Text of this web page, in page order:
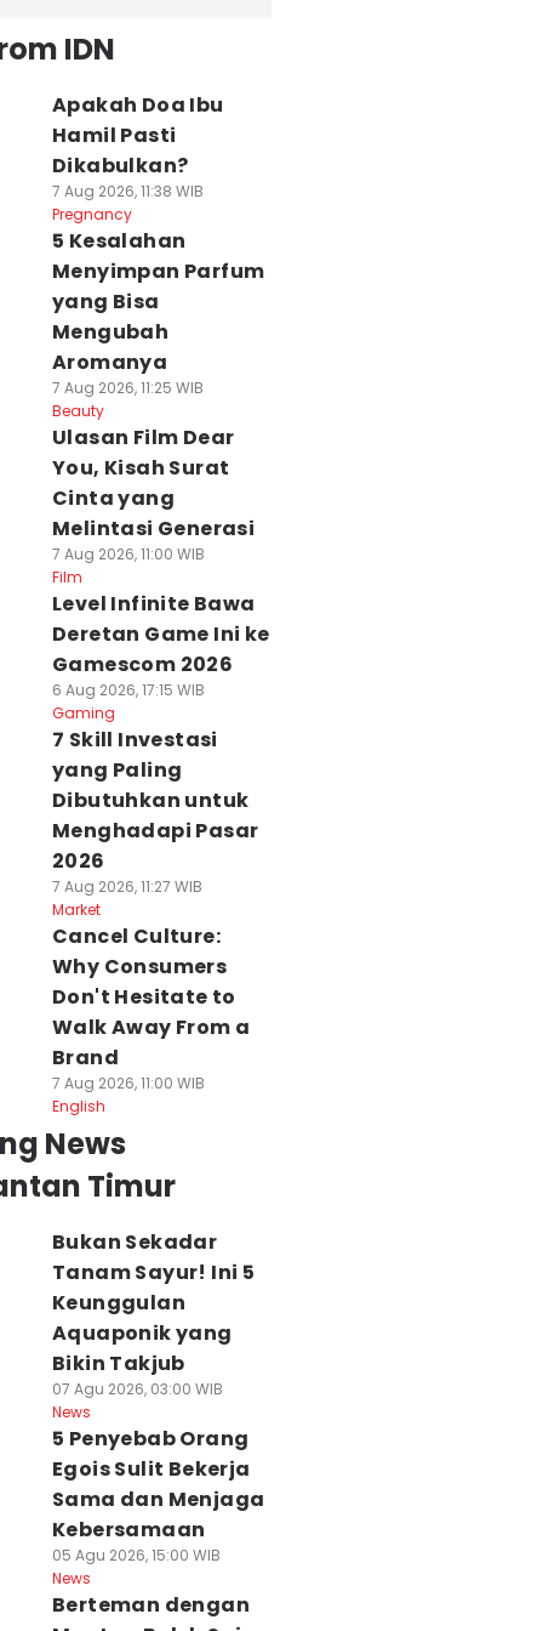
IDN
Apakah Doa Ibu
Hamil Pasti
Dikabulkan?
7 Aug 2026, 11:38 WIB
Pregnancy
5 Kesalahan
Menyimpan Parfum
yang Bisa
Mengubah
Aromanya
7 Aug 2026, 11:25 WIB
Beauty
Ulasan Film Dear
You, Kisah Surat
Cinta yang
Melintasi Generasi
7 Aug 2026, 11:00 WIB
Film
Level Infinite Bawa
Deretan Game Ini ke
Gamescom 2026
6 Aug 2026, 17:15 WIB
Gaming
7 Skill Investasi
yang Paling
Dibutuhkan untuk
Menghadapi Pasar
2026
7 Aug 2026, 11:27 WIB
Market
Cancel Culture:
Why Consumers
Don't Hesitate to
Walk Away From a
Brand
7 Aug 2026, 11:00 WIB
English
News
Timur
Bukan Sekadar
Tanam Sayur! Ini 5
Keunggulan
Aquaponik yang
Bikin Takjub
07 Agu 2026, 03:00 WIB
News
5 Penyebab Orang
Egois Sulit Bekerja
Sama dan Menjaga
Kebersamaan
05 Agu 2026, 15:00 WIB
News
Berteman dengan